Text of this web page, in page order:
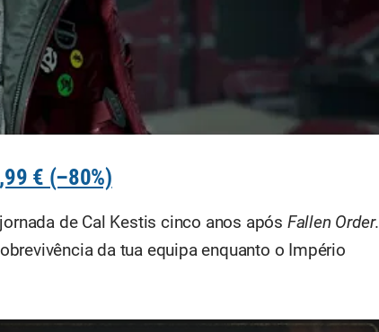
€ (–80%)
de Cal Kestis cinco anos após Fallen Order.
da tua equipa enquanto o Império